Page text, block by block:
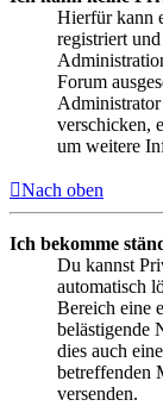
Hierfür kann
registriert
Forum
verschicken,
um weitere
Nach oben
Ich bekomme
Du kannst
automatisch
Bereich eine
belästigende
dies auch
betreffenden
versenden.